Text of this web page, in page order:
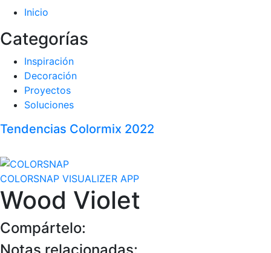
Inicio
Categorías
Inspiración
Decoración
Proyectos
Soluciones
Tendencias Colormix 2022
COLORSNAP VISUALIZER APP
Wood Violet
Compártelo:
Notas relacionadas: